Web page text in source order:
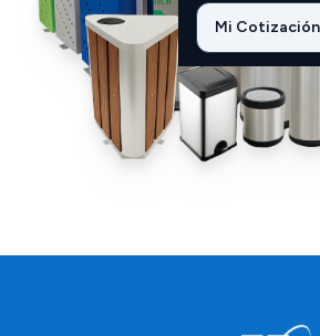
Mi Cotización